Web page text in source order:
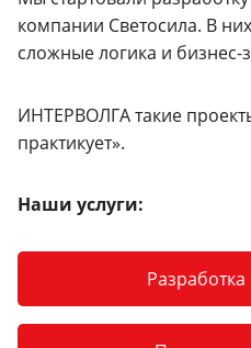
компании Светосила. В
сложные логика и бизнес-
ИНТЕРВОЛГА такие
практикует».
Наши услуги: